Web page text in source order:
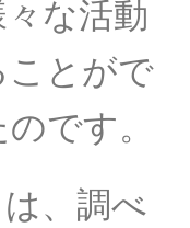
な活動
とがで
です。
、調べ